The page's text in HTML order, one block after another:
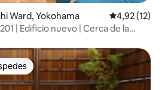
Ward, Yokohama Calificación
4,92 (12)
| Edificio nuevo | Cerca de la
y secadora | Negocios.
más destacados